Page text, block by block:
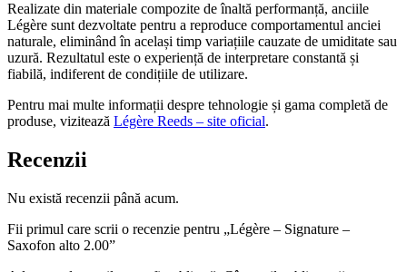
Realizate din materiale compozite de înaltă performanță, anciile
Légère sunt dezvoltate pentru a reproduce comportamentul anciei
naturale, eliminând în același timp variațiile cauzate de umiditate sau
uzură. Rezultatul este o experiență de interpretare constantă și
fiabilă, indiferent de condițiile de utilizare.
Pentru mai multe informații despre tehnologie și gama completă de
produse, vizitează Légère Reeds – site oficial.
Recenzii
Nu există recenzii până acum.
Fii primul care scrii o recenzie pentru „Légère – Signature –
Saxofon alto 2.00”